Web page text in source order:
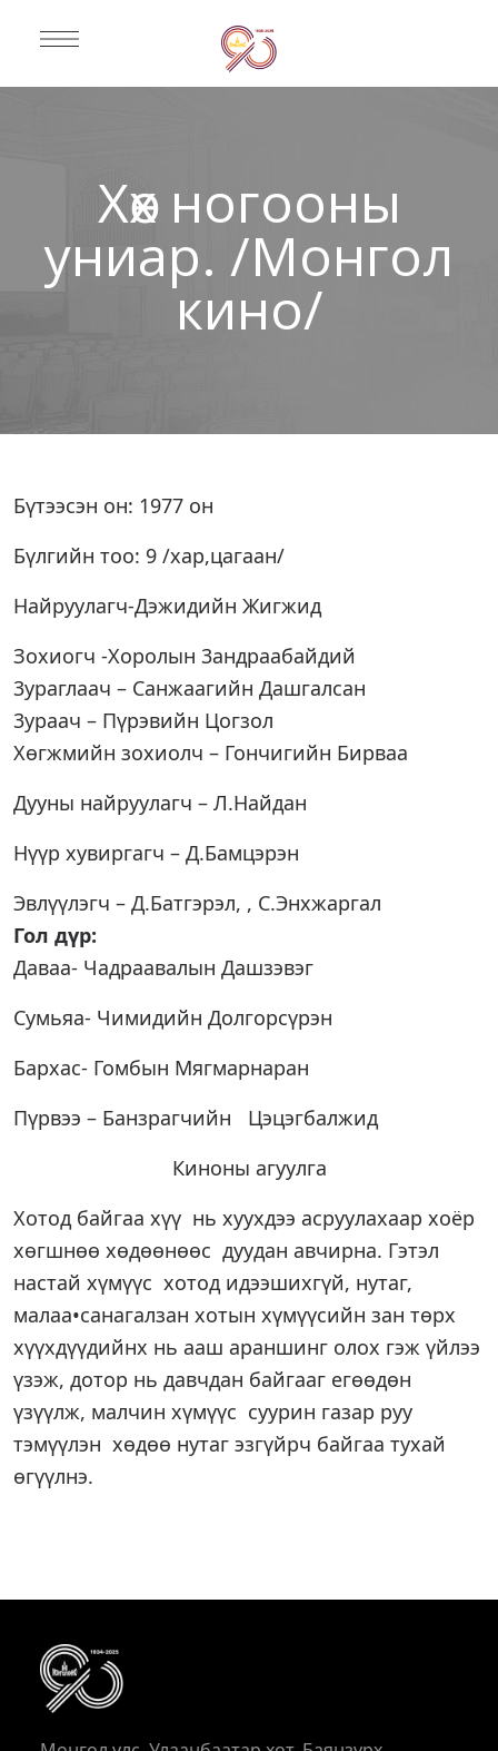
Хөх ногооны
униар. /Монгол
кино/
Бүтээсэн он: 1977 он
Бүлгийн тоо: 9 /хар,цагаан/
Найруулагч-Дэжидийн Жигжид
Зохиогч -Хоролын 3андраабайдий
3ураглаач – Санжаагийн Дашгалсан
3ураач – Пүрэвийн Цогзол
Хөгжмийн зохиолч – Гончигийн Бирваа
Дууны найруулагч – Л.Найдан
Нүүр хувиргагч – Д.Бамцэрэн
Эвлүүлэгч – Д.Батгэрэл, , С.Энхжаргал
Гол дүр:
Даваа- Чадраавалын Дашзэвэг
Сумьяа- Чимидийн Долгорсүрэн
Бархас- Гомбын Мягмарнаран
Пүрвээ – Банзрагчийн Цэцэгбалжид
Киноны агуулга
Хотод байгаа хүү нь хуухдээ асруулахаар хоёр
хөгшнөө хөдөөнөөс дуудан авчирна. Гэтэл
настай хүмүүс хотод идээшихгүй, нутаг,
малаа•санагалзан хотын хүмүүсийн зан төрх
хүүхдүүдийнх нь ааш араншинг олох гэж үйлээ
үзэж, дотор нь давчдан байгааг егөөдөн
үзүүлж, малчин хүмүүс суурин газар руу
тэмүүлэн хөдөө нутаг эзгүйрч байгаа тухай
өгүүлнэ.